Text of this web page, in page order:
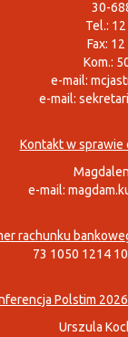
30-
Tel.:
Fax:
Kom.:
e-mail:
e-mail:
Kontakt w sprawie
e-mail:
rachunku
73 1050 1214
Polstim
Urszula